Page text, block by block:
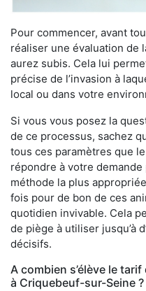
Pour commencer, avant
réaliser une évaluation de
aurez subis. Cela lui
précise de l’invasion à
local ou dans votre
Si vous vous posez la
de ce processus, sachez
tous ces paramètres que
répondre à votre
méthode la plus
fois pour de bon de ces
quotidien invivable. Cela
de piège à utiliser jusqu’à
décisifs.
A combien s’élève le
à Criquebeuf-sur-Seine ?